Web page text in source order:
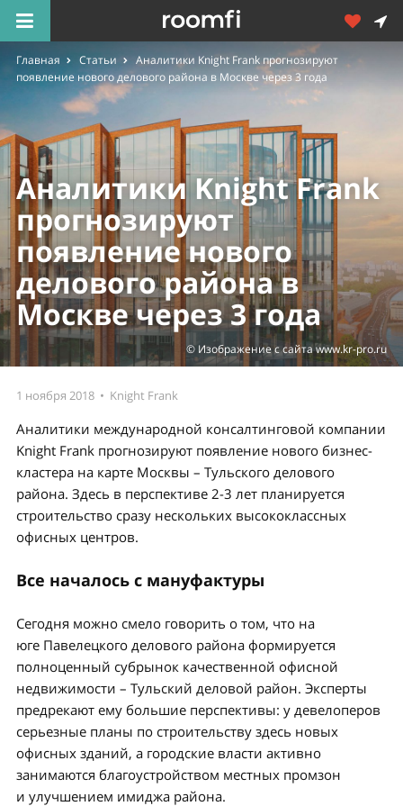
Главная Статьи
Аналитики Knight Frank прогнозируют
появление нового делового района в Москве через 3 года
Аналитики Knight Frank
прогнозируют
появление нового
делового района в
Москве через 3 года
© Изображение с сайта www.kr-pro.ru
1 ноября 2018 • Knight Frank
Аналитики международной консалтинговой компании
Knight Frank прогнозируют появление нового бизнес-
кластера на карте Москвы – Тульского делового
района. Здесь в перспективе 2-3 лет планируется
строительство сразу нескольких высококлассных
офисных центров.
Все началось с мануфактуры
Сегодня можно смело говорить о том, что на
юге Павелецкого делового района формируется
полноценный субрынок качественной офисной
недвижимости – Тульский деловой район. Эксперты
предрекают ему большие перспективы: у девелоперов
серьезные планы по строительству здесь новых
офисных зданий, а городские власти активно
занимаются благоустройством местных промзон
и улучшением имиджа района.